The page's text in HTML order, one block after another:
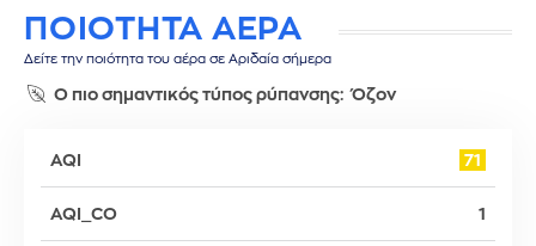
ΠΟΙΟΤΗΤΑ ΑΕΡΑ
Δείτε την ποιότητα του αέρα σε Αριδαία σήμερα
Ο πιο σημαντικός τύπος ρύπανσης: Όζον
AQI 71
AQI_CO 1